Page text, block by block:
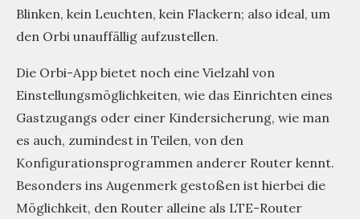
Blinken, kein Leuchten, kein Flackern; also ideal, um
den Orbi unauffällig aufzustellen.
Die Orbi-App bietet noch eine Vielzahl von
Einstellungsmöglichkeiten, wie das Einrichten eines
Gastzugangs oder einer Kindersicherung, wie man
es auch, zumindest in Teilen, von den
Konfigurationsprogrammen anderer Router kennt.
Besonders ins Augenmerk gestoßen ist hierbei die
Möglichkeit, den Router alleine als LTE-Router